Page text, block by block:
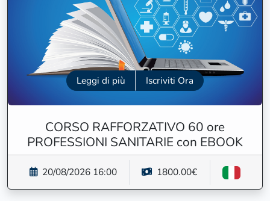
Leggi di più Iscriviti Ora
CORSO RAFFORZATIVO 60 ore
PROFESSIONI SANITARIE con EBOOK
20/08/2026 16:00 1800.00€